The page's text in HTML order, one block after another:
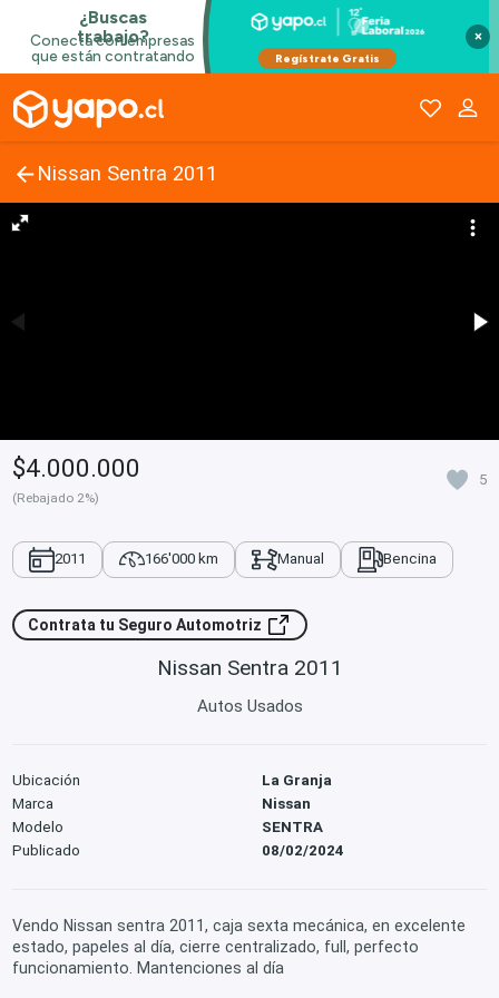
×
Nissan Sentra 2011
$4.000.000
(Rebajado 2%)
5
2011 166'000 km Manual Bencina
Contrata tu Seguro Automotriz
Nissan Sentra 2011
Autos Usados
Ubicación
La Granja
Marca
Nissan
Modelo
SENTRA
Publicado
08/02/2024
Vendo Nissan sentra 2011, caja sexta mecánica, en excelente
estado, papeles al día, cierre centralizado, full, perfecto
funcionamiento. Mantenciones al día